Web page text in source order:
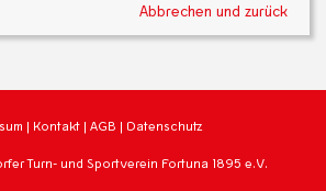
Abbrechen und zurück
| Kontakt | AGB | Datenschutz
Turn- und Sportverein Fortuna 1895 e.V.